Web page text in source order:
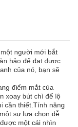
người mới bắt
hảo để đạt được
của nó, bạn sẽ
điểm mắt của
xoay bút chì để lộ
cần thiết.Tính năng
sự lựa chọn dễ
một cái nhìn